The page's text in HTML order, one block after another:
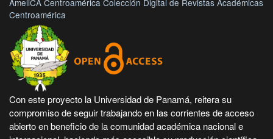
AmeliCA Centroamérica Colección Digital de Revistas Académicas
Centroamérica
Con este proyecto la Universidad de Panamá, reitera su
compromiso de seguir trabajando en las corrientes de acceso
abierto en beneficio de la comunidad académica nacional e